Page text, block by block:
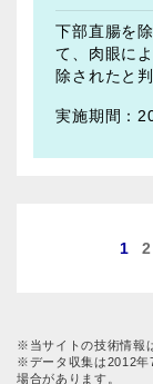
下部直腸を
て、肉眼に
除されたと
1 2
※当サイトの技術情報
※データ収集は2012年
場合があります。